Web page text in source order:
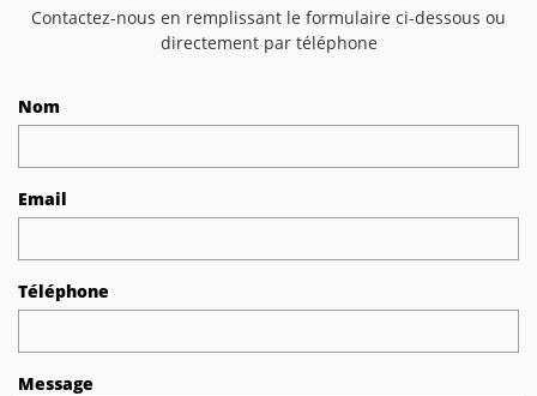
Contactez-nous en remplissant le formulaire ci-dessous ou
directement par téléphone
Nom
Email
Téléphone
Message